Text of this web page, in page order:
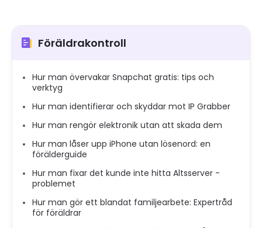
Föräldrakontroll
Hur man övervakar Snapchat gratis: tips och
verktyg
Hur man identifierar och skyddar mot IP Grabber
Hur man rengör elektronik utan att skada dem
Hur man låser upp iPhone utan lösenord: en
förälderguide
Hur man fixar det kunde inte hitta Altsserver -
problemet
Hur man gör ett blandat familjearbete: Expertråd
för föräldrar